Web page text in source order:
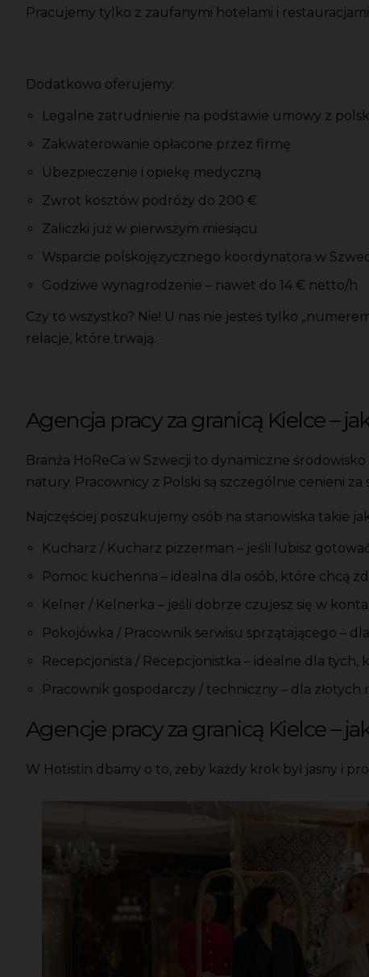
Pracujemy tylko z zaufanymi hotelami i
Dodatkowo oferujemy:
Legalne zatrudnienie na podstawie umowy z
Zakwaterowanie opłacone przez firmę
Ubezpieczenie i opiekę medyczną
Zwrot kosztów podróży do 200 €
Zaliczki już w pierwszym miesiącu
Wsparcie polskojęzycznego koordynatora w
Godziwe wynagrodzenie – nawet do 14 € netto/h
Czy to wszystko? Nie! U nas nie jesteś tylko
relacje, które trwają.
Agencja pracy za granicą Kielce –
Branża HoReCa w Szwecji to dynamiczne
natury. Pracownicy z Polski są szczególnie cenieni
Najczęściej poszukujemy osób na stanowiska takie
Kucharz / Kucharz pizzerman – jeśli lubisz
Pomoc kuchenna – idealna dla osób, które chcą
Kelner / Kelnerka – jeśli dobrze czujesz się w
Pokojówka / Pracownik serwisu sprzątającego –
Recepcjonista / Recepcjonistka – idealne dla
Pracownik gospodarczy / techniczny – dla
Agencje pracy za granicą Kielce –
W Hotistin dbamy o to, żeby każdy krok był jasny i